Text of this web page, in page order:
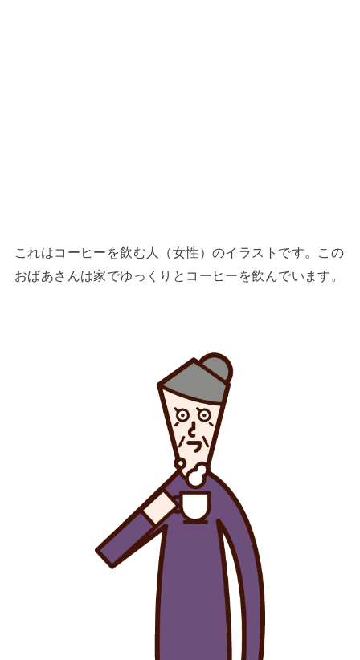
これはコーヒーを飲む人（女性）のイラストです。この
おばあさんは家でゆっくりとコーヒーを飲んでいます。